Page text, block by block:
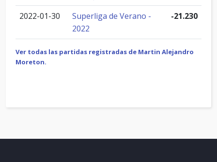
2022-01-30
Superliga de Verano -
2022
-21.230
Ver todas las partidas registradas de Martin Alejandro
Moreton.